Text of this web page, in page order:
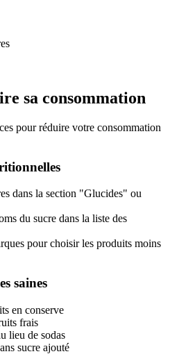
sa consommation
pour réduire votre consommation
dans la section "Glucides" ou
du sucre dans la liste des
pour choisir les produits moins
saines
en conserve
frais
lieu de sodas
sucre ajouté